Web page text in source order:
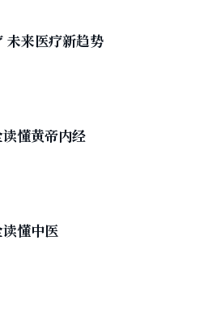
未来医疗新趋势
懂黄帝内经
懂中医